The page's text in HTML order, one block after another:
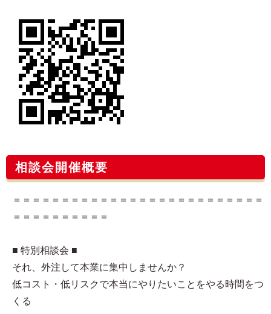
相談会開催概要
＝＝＝＝＝＝＝＝＝＝＝＝＝＝＝＝＝＝＝＝＝＝＝＝＝＝
＝＝＝＝＝＝＝＝＝＝
■ 特別相談会 ■
それ、外注して本業に集中しませんか？
低コスト・低リスクで本当にやりたいことをやる時間をつ
くる